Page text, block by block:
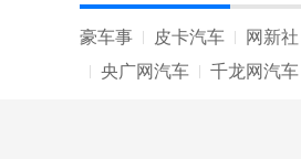
蓝电
岚图
豪车事 皮卡汽车 网新社
央广网汽车 千龙网汽车